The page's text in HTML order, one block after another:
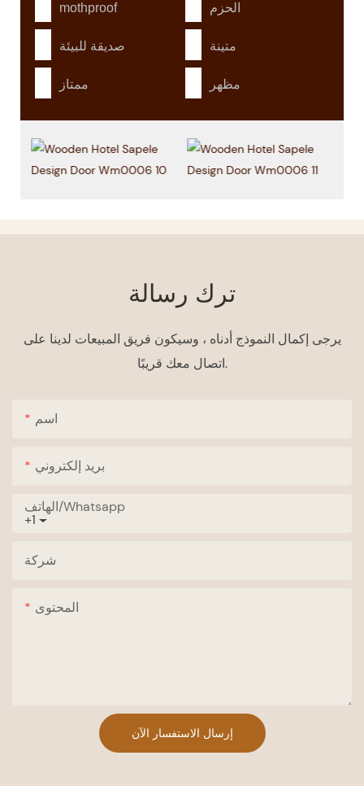
mothproof الحزم
صديقة للبيئة متينة
ممتاز مظهر
ترك رسالة
يرجى إكمال النموذج أدناه ، وسيكون فريق المبيعات لدينا على
اتصال معك قريبًا.
اسم
بريد إلكتروني
+1
الهاتف/whatsapp
شركة
المحتوى
إرسال الاستفسار الآن